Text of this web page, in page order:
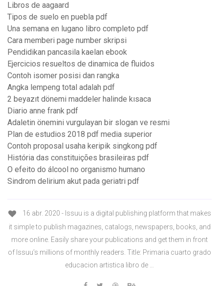
Libros de aagaard
Tipos de suelo en puebla pdf
Una semana en lugano libro completo pdf
Cara memberi page number skripsi
Pendidikan pancasila kaelan ebook
Ejercicios resueltos de dinamica de fluidos
Contoh isomer posisi dan rangka
Angka lempeng total adalah pdf
2 beyazıt dönemi maddeler halinde kısaca
Diario anne frank pdf
Adaletin önemini vurgulayan bir slogan ve resmi
Plan de estudios 2018 pdf media superior
Contoh proposal usaha keripik singkong pdf
História das constituições brasileiras pdf
O efeito do álcool no organismo humano
Sindrom delirium akut pada geriatri pdf
16 abr. 2020 - Issuu is a digital publishing platform that makes
it simple to publish magazines, catalogs, newspapers, books, and
more online. Easily share your publications and get them in front
of Issuu’s millions of monthly readers. Title: Primaria cuarto grado
educacion artistica libro de …